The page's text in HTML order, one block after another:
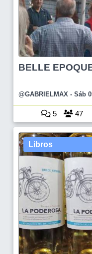
BELLE
@GABRIELMAX - Sáb
5 47
Libros